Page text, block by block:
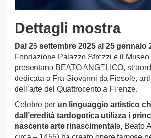
Dettagli mostra
Dal 26 settembre 2025 al 25 gennaio
Fondazione Palazzo Strozzi e il
presentano BEATO ANGELICO,
dedicata a Fra Giovanni da Fiesole,
dell’arte del Quattrocento a Firenze.
Celebre per un linguaggio artistico
dall’eredità tardogotica utilizza i
nascente arte rinascimentale, Beato